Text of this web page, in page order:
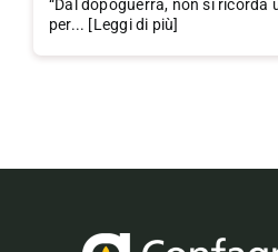
“Dal dopoguerra, non si ricorda
per... [Leggi di più]